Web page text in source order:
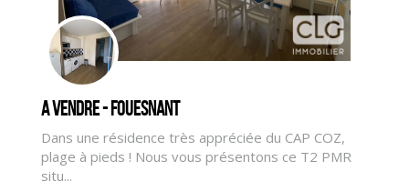
A vendre - FOUESNANT
Dans une résidence très appréciée du CAP COZ,
plage à pieds ! Nous vous présentons ce T2 PMR
situ...